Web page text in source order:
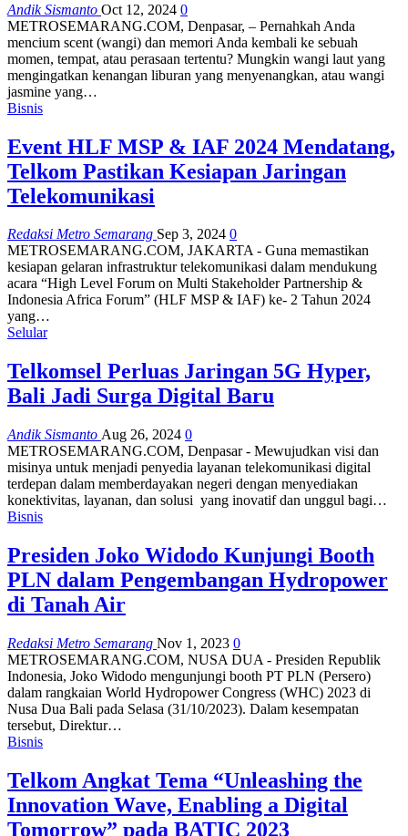
Andik Sismanto Oct 12, 2024 0
METROSEMARANG.COM, Denpasar, – Pernahkah Anda
mencium scent (wangi) dan memori Anda kembali ke sebuah
momen, tempat, atau perasaan tertentu? Mungkin wangi laut yang
mengingatkan kenangan liburan yang menyenangkan, atau wangi
jasmine yang…
Bisnis
Event HLF MSP & IAF 2024 Mendatang,
Telkom Pastikan Kesiapan Jaringan
Telekomunikasi
Redaksi Metro Semarang Sep 3, 2024 0
METROSEMARANG.COM, JAKARTA - Guna memastikan
kesiapan gelaran infrastruktur telekomunikasi dalam mendukung
acara “High Level Forum on Multi Stakeholder Partnership &
Indonesia Africa Forum” (HLF MSP & IAF) ke- 2 Tahun 2024
yang…
Selular
Telkomsel Perluas Jaringan 5G Hyper,
Bali Jadi Surga Digital Baru
Andik Sismanto Aug 26, 2024 0
METROSEMARANG.COM, Denpasar - Mewujudkan visi dan
misinya untuk menjadi penyedia layanan telekomunikasi digital
terdepan dalam memberdayakan negeri dengan menyediakan
konektivitas, layanan, dan solusi yang inovatif dan unggul bagi…
Bisnis
Presiden Joko Widodo Kunjungi Booth
PLN dalam Pengembangan Hydropower
di Tanah Air
Redaksi Metro Semarang Nov 1, 2023 0
METROSEMARANG.COM, NUSA DUA - Presiden Republik
Indonesia, Joko Widodo mengunjungi booth PT PLN (Persero)
dalam rangkaian World Hydropower Congress (WHC) 2023 di
Nusa Dua Bali pada Selasa (31/10/2023). Dalam kesempatan
tersebut, Direktur…
Bisnis
Telkom Angkat Tema “Unleashing the
Innovation Wave, Enabling a Digital
Tomorrow” pada BATIC 2023